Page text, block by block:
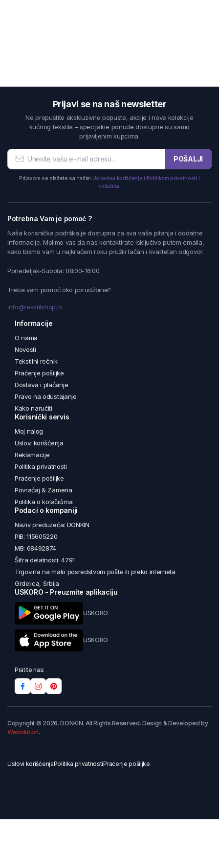
Prijavi se na naš newsletter
Ne propustite ekskluzivne popuste, akcije i nove kolekcije
kućnog tekstila – specijalne ponude dostupne su samo
prijavljenim kupcima.
POŠALJI
Prijavom se slažete sa našim Uslovima korišćenja i Politikom privatnosti i
kolačića.
Potrebna Vam je pomoć ?
Naša korisnička podrška je dostupna za sva vaša pitanja i dodatne
informacije. Molimo vas da nas kontaktirate isključivo putem emaila,
kako bismo vam u najkraćem roku pružili tačan i kvalitetan odgovor.
Ponedeljak-Subota: 08:00-16:00
Treba vam pomoć oko porudžbine?
info@tekstilshop.rs
Informacije
O nama
Novosti
Tekstilni rečnik
Praćenje pošiljke
Dostava i plaćanje
Pravo na odustajanje
Kako naručiti
Korisnički servis
Moj nalog
Uslovi korišćenja
Reklamacije
Politika privatnosti
Praćenje pošiljke
Povraćaj & Zamena
Politika o kolačićima
Podaci o kompaniji
Naziv preduzeća: DONKIN
PIB: 115605220
MB: 68492874
Šifra delatnosti: 4791
Trgovina na malo posredstvom pošte ili preko interneta
Grdelica, Srbija
USKORO - Preuzmite aplikaciju
USKORO
USKORO
Pratite nas:
Copyright © 2026. DONKIN. All Rights Reserved. Design & Developed by
Webolution.
Uslovi korišćenjaPolitika privatnostiPraćenje pošiljke